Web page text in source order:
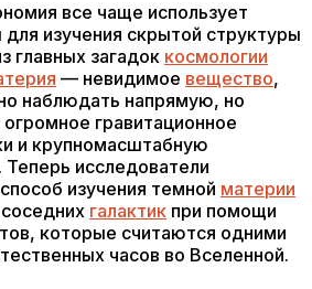
все чаще использует
изучения скрытой структуры
главных загадок космологии
— невидимое вещество,
наблюдать напрямую, но
гравитационное
и крупномасштабную
Теперь исследователи
изучения темной материи
галактик при помощи
которые считаются одними
часов во Вселенной.